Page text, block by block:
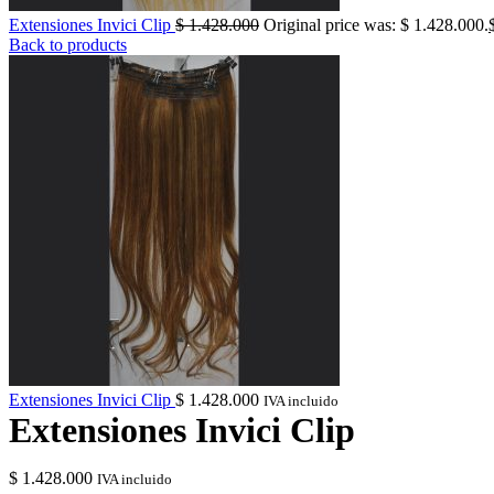
Extensiones Invici Clip $1.428.000 Original price was: $ 1.428.000.
Back to products
Extensiones Invici Clip $ 1.428.000 IVA incluido
Extensiones Invici Clip
$ 1.428.000 IVA incluido